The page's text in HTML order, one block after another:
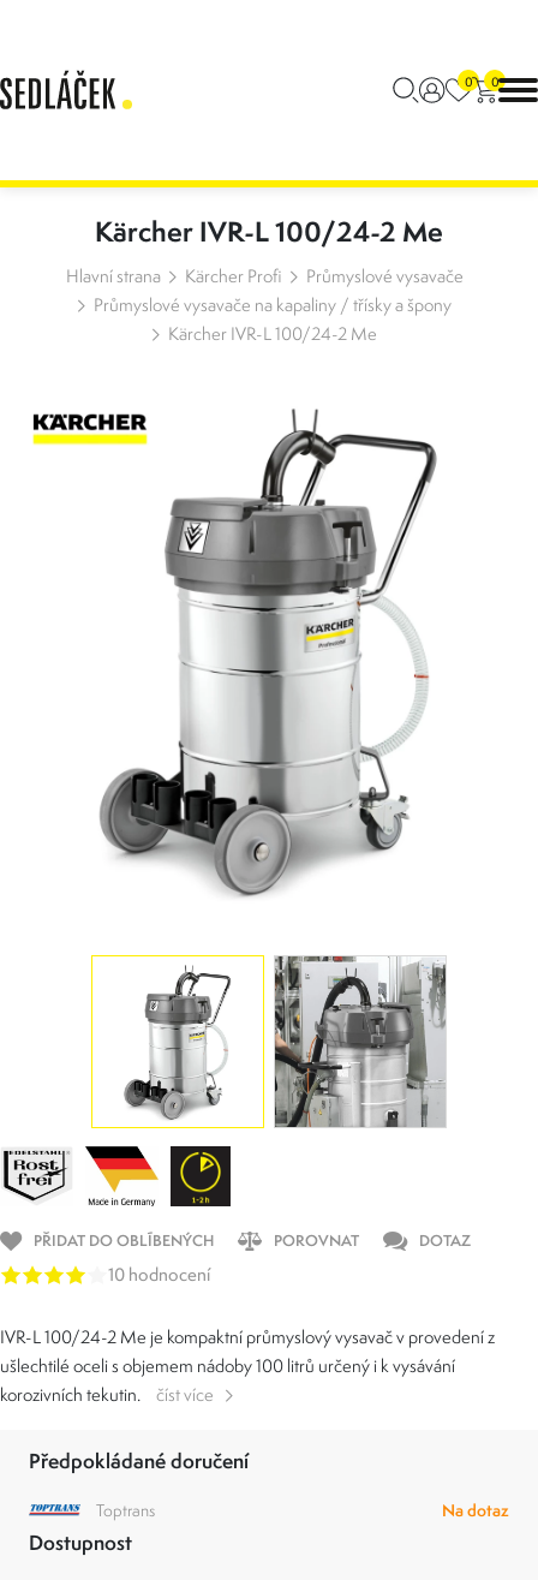
0 0
Kärcher IVR-L 100/24-2 Me
Hlavní strana Kärcher Profi
Průmyslové vysavače
Průmyslové vysavače na kapaliny / třísky a špony
Kärcher IVR-L 100/24-2 Me
PŘIDAT DO OBLÍBENÝCH POROVNAT DOTAZ
10 hodnocení
IVR-L 100/24-2 Me je kompaktní průmyslový vysavač v provedení z
ušlechtilé oceli s objemem nádoby 100 litrů určený i k vysávání
korozivních tekutin.
číst více
Předpokládané doručení
Toptrans Na dotaz
Dostupnost